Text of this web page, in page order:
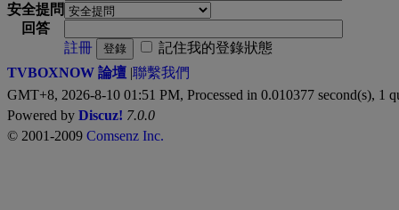
安全提問
回答
註冊
登錄
記住我的登錄狀態
TVBOXNOW 論壇 |聯繫我們
GMT+8, 2026-8-10 01:51 PM, Processed in 0.010377 second(s), 1
Powered by Discuz! 7.0.0
© 2001-2009 Comsenz Inc.